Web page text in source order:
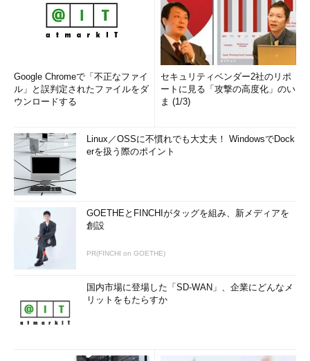
Google Chromeで「不正なファイ
ル」と誤判定されたファイルをダ
ウンロードする
セキュリティベンダー2社のリポ
ートに見る「攻撃の高度化」のい
ま (1/3)
Linux／OSSに不慣れでも大丈夫！ WindowsでDock
erを扱う際のポイント
GOETHEとFINCHIがタッグを組み、新メディアを
創設
PR(FINCHI on GOETHE)
国内市場に登場した「SD-WAN」、企業にどんなメ
リットをもたらすか